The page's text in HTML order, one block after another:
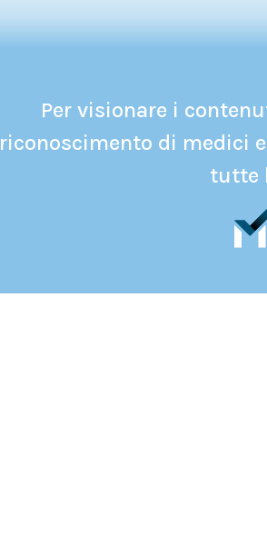
Per visionare i
riconoscimento di medici
tutte